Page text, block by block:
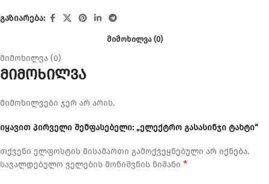
გაზიარება:
ᲛᲘᲛᲝᲮᲘᲚᲕᲐ (0)
მიმოხილვა (0)
მიმოხილვა
მიმოხილვები ჯერ არ არის.
იყავით პირველი შემფასებელი: „ელექტრო გასასინჯი ტახტი“
თქვენი ელფოსტის მისამართი გამოქვეყნებული არ იქნება.
სავალდებულო ველების მონიშვნის ნიშანი *